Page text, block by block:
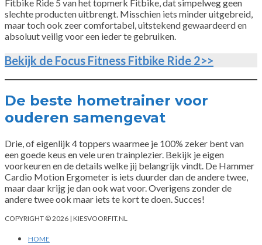
Fitbike Ride 5 van het topmerk Fitbike, dat simpelweg geen
slechte producten uitbrengt. Misschien iets minder uitgebreid,
maar toch ook zeer comfortabel, uitstekend gewaardeerd en
absoluut veilig voor een ieder te gebruiken.
Bekijk de Focus Fitness Fitbike Ride 2>>
De beste hometrainer voor
ouderen samengevat
Drie, of eigenlijk 4 toppers waarmee je 100% zeker bent van
een goede keus en vele uren trainplezier. Bekijk je eigen
voorkeuren en de details welke jij belangrijk vindt. De Hammer
Cardio Motion Ergometer is iets duurder dan de andere twee,
maar daar krijg je dan ook wat voor. Overigens zonder de
andere twee ook maar iets te kort te doen. Succes!
COPYRIGHT © 2026 | KIESVOORFIT.NL
HOME